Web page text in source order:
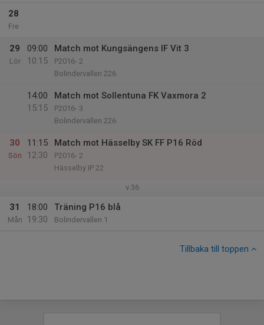
28
Fre
29
Lör
09:00
10:15
Match mot Kungsängens IF Vit 3
P2016- 2
Bolindervallen 226
14:00
15:15
Match mot Sollentuna FK Vaxmora 2
P2016- 3
Bolindervallen 226
30
Sön
11:15
12:30
Match mot Hässelby SK FF P16 Röd
P2016- 2
Hässelby IP 22
v.36
31
Mån
18:00
19:30
Träning P16 blå
Bolindervallen 1
Tillbaka till toppen